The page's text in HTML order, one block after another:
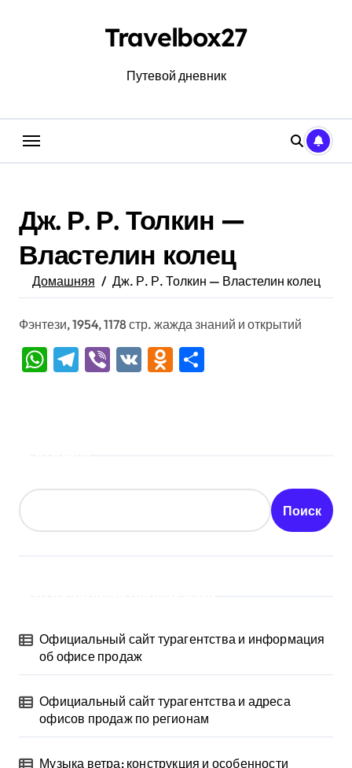
Travelbox27
Путевой дневник
Дж. Р. Р. Толкин —
Властелин колец
Домашняя Дж. Р. Р. Толкин — Властелин колец
Фэнтези, 1954, 1178 стр. жажда знаний и открытий
WhatsApp
Telegram
Viber
VK Odnoklassniki
Поиск
Официальный сайт турагентства и информация
об офисе продаж
Официальный сайт турагентства и адреса
офисов продаж по регионам
Музыка ветра: конструкция и особенности